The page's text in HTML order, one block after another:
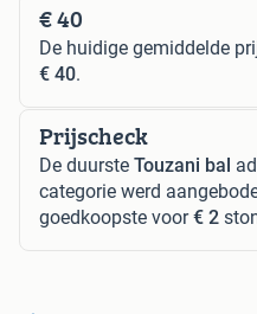
€ 40
De huidige gemiddelde
€ 40.
Prijscheck
De duurste Touzani bal
categorie werd
goedkoopste voor€ 2